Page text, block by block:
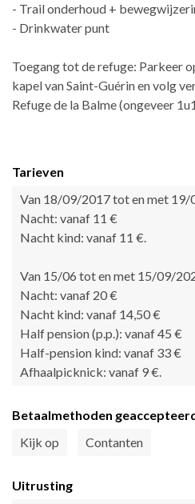
- Trail onderhoud +
- Drinkwater punt
Toegang tot de refuge: Parkeer
kapel van Saint-Guérin en volg
Refuge de la Balme (ongeveer
Tarieven
Van 18/09/2017 tot en met 19/
Nacht: vanaf 11 €
Nacht kind: vanaf 11 €.
Van 15/06 tot en met 15/09/
Nacht: vanaf 20 €
Nacht kind: vanaf 14,50 €
Half pension (p.p.): vanaf 45 €
Half-pension kind: vanaf 33 €
Afhaalpicknick: vanaf 9 €.
Betaalmethoden
Kijk op
Contanten
Uitrusting